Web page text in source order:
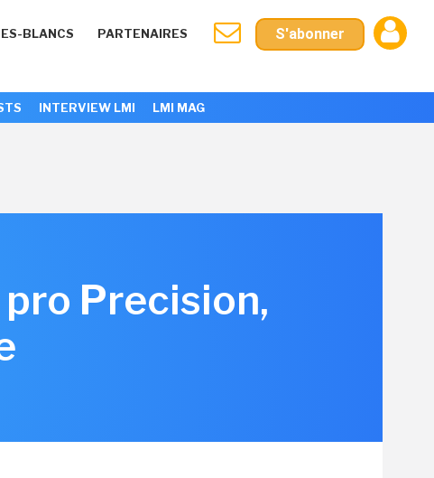
BLANCS PARTENAIRES S'abonner
INTERVIEW LMI LMI MAG
Precision,